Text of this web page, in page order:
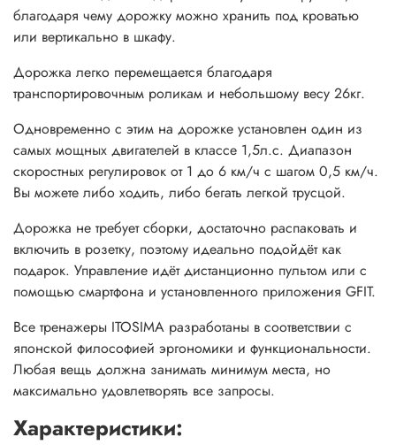
благодаря чему дорожку можно хранить под кроватью
или вертикально в шкафу.
Дорожка легко перемещается благодаря
транспортировочным роликам и небольшому весу 26кг.
Одновременно с этим на дорожке установлен один из
самых мощных двигателей в классе 1,5л.с. Диапазон
скоростных регулировок от 1 до 6 км/ч с шагом 0,5 км/ч.
Вы можете либо ходить, либо бегать легкой трусцой.
Дорожка не требует сборки, достаточно распаковать и
включить в розетку, поэтому идеально подойдёт как
подарок. Управление идёт дистанционно пультом или с
помощью смартфона и установленного приложения GFIT.
Все тренажеры ITOSIMA разработаны в соответствии с
японской философией эргономики и функциональности.
Любая вещь должна занимать минимум места, но
максимально удовлетворять все запросы.
Характеристики: